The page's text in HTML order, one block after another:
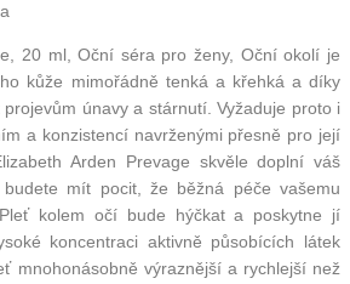
20 ml, Oční séra pro ženy, Oční okolí je
kůže mimořádně tenká a křehká a díky
únavy a stárnutí. Vyžaduje proto i
a konzistencí navrženými přesně pro její
Arden Prevage skvěle doplní váš
mít pocit, že běžná péče vašemu
kolem očí bude hýčkat a poskytne jí
koncentraci aktivně působících látek
mnohonásobně výraznější a rychlejší než